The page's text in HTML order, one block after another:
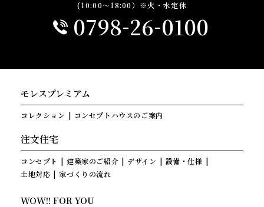
(10:00～18:00）※火・水定休
0798-26-0100
モレスプレミアム
コレクション コンセプトハウスのご案内
注文住宅
コンセプト 建築家のご紹介 デザイン
設備・仕様
土地対応
家づくりの流れ
WOW!! FOR YOU